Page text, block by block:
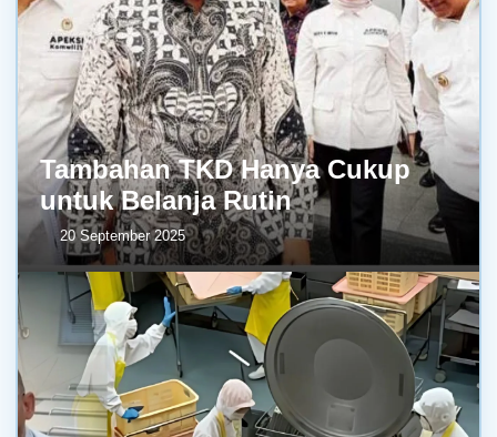
Tambahan TKD Hanya Cukup
untuk Belanja Rutin
20 September 2025